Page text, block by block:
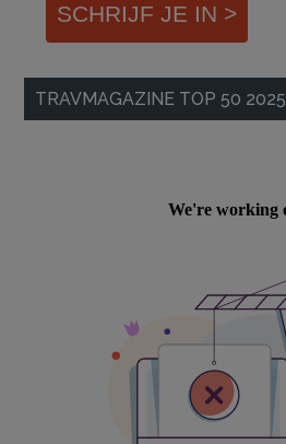
SCHRIJF JE IN >
TRAVMAGAZINE TOP 50 2025